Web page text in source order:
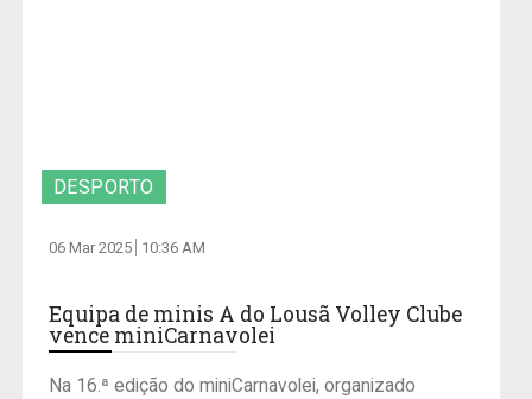
DESPORTO
06 Mar 2025 10:36 AM
Equipa de minis A do Lousã Volley Clube
vence miniCarnavolei
Na 16.ª edição do miniCarnavolei, organizado